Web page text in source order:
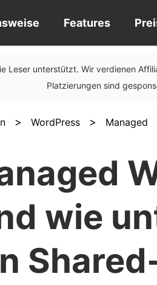
Features
Leser unterstützt. Wir verdienen
Platzierungen sind
> WordPress > Managed
wie